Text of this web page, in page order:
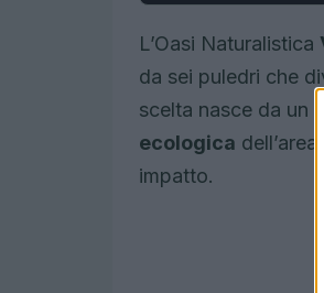
L’Oasi Naturalistica
da sei puledri che
scelta nasce da un
ecologica
impatto.